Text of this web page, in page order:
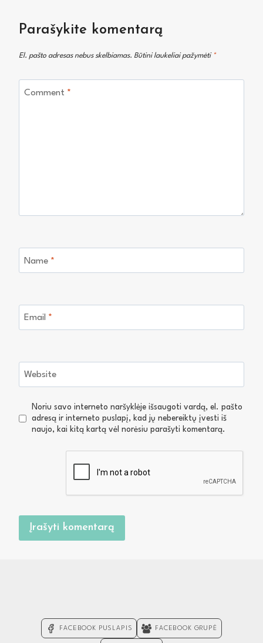
Parašykite komentarą
El. pašto adresas nebus skelbiamas. Būtini laukeliai pažymėti *
Comment *
Name *
Email *
Website
Noriu savo interneto naršyklėje išsaugoti vardą, el. pašto
adresą ir interneto puslapį, kad jų nebereiktų įvesti iš
naujo, kai kitą kartą vėl norėsiu parašyti komentarą.
FACEBOOK PUSLAPIS FACEBOOK GRUPĖ